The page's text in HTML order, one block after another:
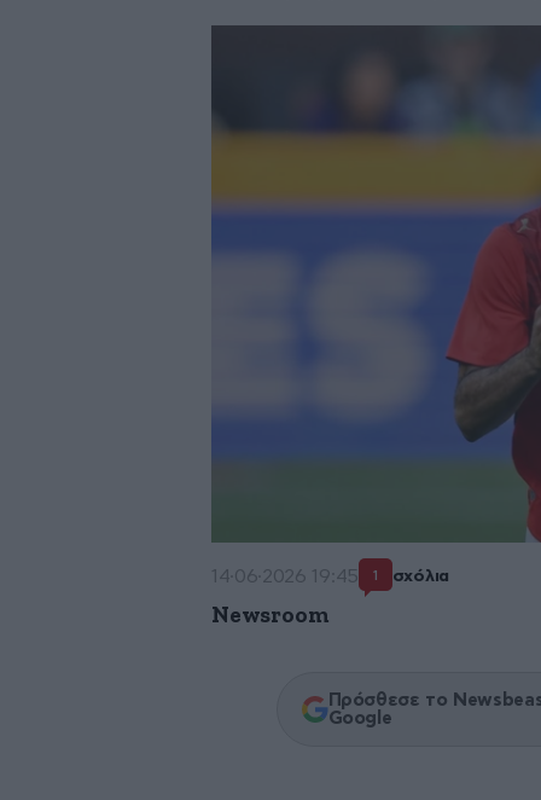
14·06·2026 19:45 1 σχόλια
Newsroom
Πρόσθεσε το
Google